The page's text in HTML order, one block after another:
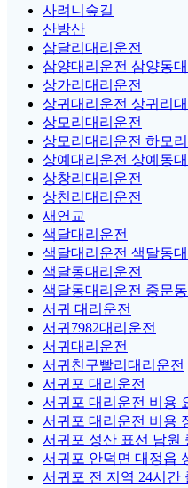
사려니숲길
산방산
삼달리대리운전
삼양대리운전 삼양동
상가리대리운전
상귀대리운전 상귀리
상모리대리운전
상모리대리운전 하모
상예대리운전 상예동
상창리대리운전
상천리대리운전
새연교
색달대리운전
색달대리운전 색달동
색달동대리운전
색달동대리운전 중문
서귀 대리운전
서귀7982대리운전
서귀대리운전
서귀친구빨리대리운전
서귀포 대리운전
서귀포 대리운전 비용
서귀포 대리운전 비용
서귀포 성산 표선 남원
서귀포 안덕면 대정읍
서귀포 전 지역 24시간